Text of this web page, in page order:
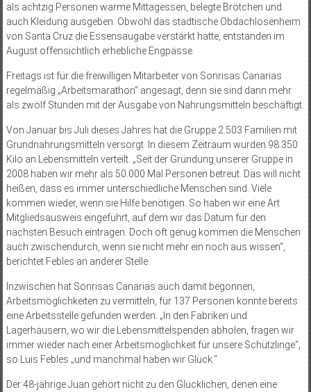
als achtzig Personen warme Mittagessen, belegte Brötchen und
auch Kleidung ausgeben. Obwohl das städtische Obdachlosenheim
von Santa Cruz die Essensaugabe verstärkt hatte, entstanden im
August offensichtlich erhebliche Engpässe.
Freitags ist für die freiwilligen Mitarbeiter von Sonrisas Canarias
regelmäßig „Arbeitsmarathon“ angesagt, denn sie sind dann mehr
als zwölf Stunden mit der Ausgabe von Nahrungsmitteln beschäftigt.
Von Januar bis Juli dieses Jahres hat die Gruppe 2.503 Familien mit
Grundnahrungsmitteln versorgt. In diesem Zeitraum wurden 98.350
Kilo an Lebensmitteln verteilt. „Seit der Gründung unserer Gruppe in
2008 haben wir mehr als 50.000 Mal Personen betreut. Das will nicht
heißen, dass es immer unterschiedliche Menschen sind. Viele
kommen wieder, wenn sie Hilfe benötigen. So haben wir eine Art
Mitgliedsausweis eingeführt, auf dem wir das Datum für den
nächsten Besuch eintragen. Doch oft genug kommen die Menschen
auch zwischendurch, wenn sie nicht mehr ein noch aus wissen“,
berichtet Febles an anderer Stelle.
Inzwischen hat Sonrisas Canarias auch damit begonnen,
Arbeitsmöglichkeiten zu vermitteln, für 137 Personen konnte bereits
eine Arbeitsstelle gefunden werden. „In den Fabriken und
Lagerhäusern, wo wir die Lebensmittelspenden abholen, fragen wir
immer wieder nach einer Arbeitsmöglichkeit für unsere Schützlinge“,
so Luis Febles „und manchmal haben wir Glück.“
Der 48-jährige Juan gehört nicht zu den Glücklichen, denen eine